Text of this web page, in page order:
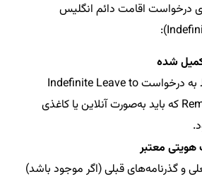
درخواست اقامت دائم انگلیس
شده
فرم مربوط به درخواست Indefinite Leave to
Remain (ILR) که باید به‌صورت آنلاین یا کاغذی
هویتی معتبر
و گذرنامه‌های قبلی (اگر موجود باشد)